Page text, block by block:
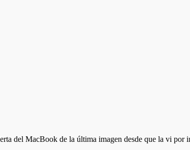
del MacBook de la última imagen desde que la vi por